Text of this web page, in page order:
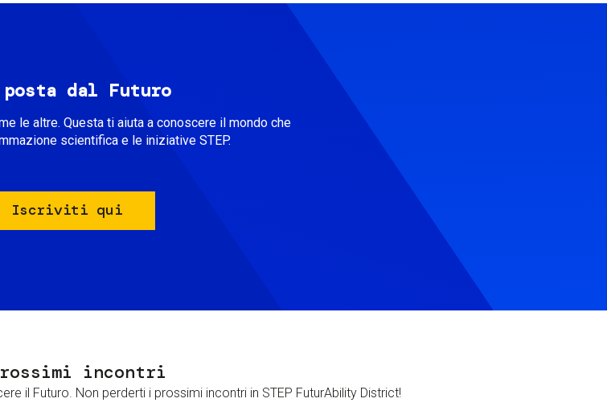
dal Futuro
le altre. Questa ti aiuta a conoscere il mondo che
scientifica e le iniziative STEP.
Iscriviti qui
incontri
il Futuro. Non perderti i prossimi incontri in STEP FuturAbility District!